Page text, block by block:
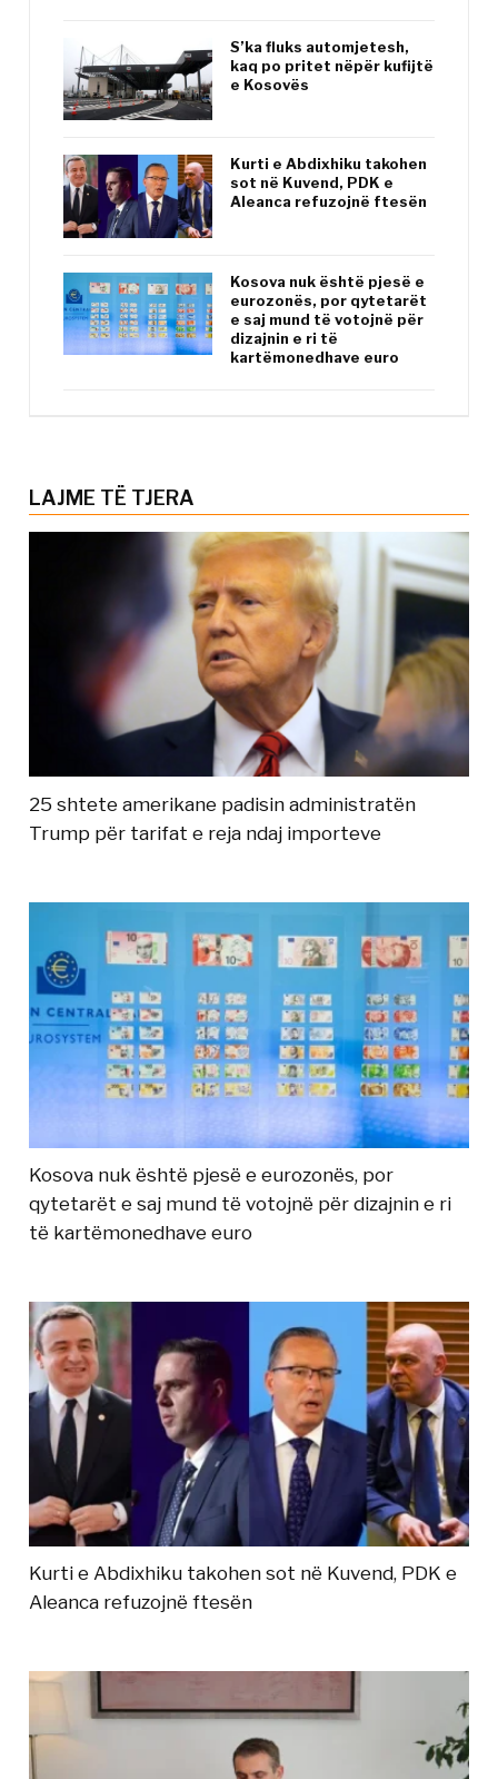
S’ka fluks automjetesh,
kaq po pritet nëpër kufijtë
e Kosovës
Kurti e Abdixhiku takohen
sot në Kuvend, PDK e
Aleanca refuzojnë ftesën
Kosova nuk është pjesë e
eurozonës, por qytetarët
e saj mund të votojnë për
dizajnin e ri të
kartëmonedhave euro
LAJME TË TJERA
25 shtete amerikane padisin administratën
Trump për tarifat e reja ndaj importeve
Kosova nuk është pjesë e eurozonës, por
qytetarët e saj mund të votojnë për dizajnin e ri
të kartëmonedhave euro
Kurti e Abdixhiku takohen sot në Kuvend, PDK e
Aleanca refuzojnë ftesën